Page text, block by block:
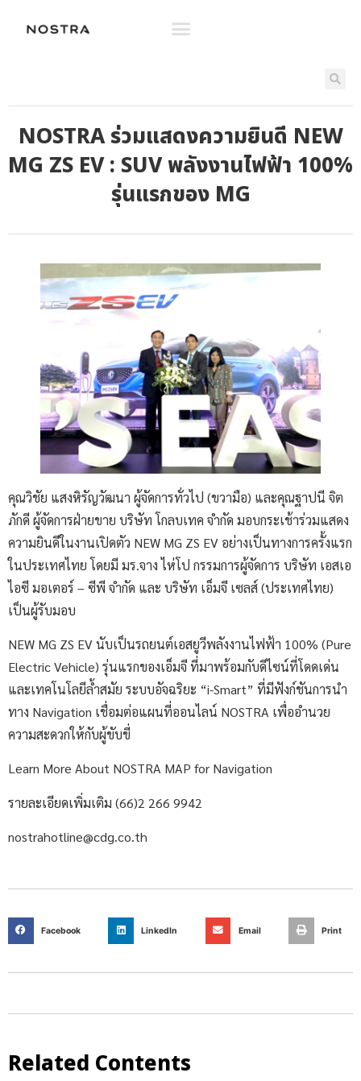
NOSTRA ร่วมแสดงความยินดี NEW
MG ZS EV : SUV พลังงานไฟฟ้า 100%
รุ่นแรกของ MG
คุณวิชัย แสงหิรัญวัฒนา ผู้จัดการทั่วไป (ขวามือ) และคุณฐาปนี จิต
ภักดี ผู้จัดการฝ่ายขาย บริษัท โกลบเทค จำกัด มอบกระเช้าร่วมแสดง
ความยินดีในงานเปิดตัว NEW MG ZS EV อย่างเป็นทางการครั้งแรก
ในประเทศไทย โดยมี มร.จาง ไห่โป กรรมการผู้จัดการ บริษัท เอสเอ
ไอซี มอเตอร์ – ซีพี จำกัด และ บริษัท เอ็มจี เซลส์ (ประเทศไทย)
เป็นผู้รับมอบ
NEW MG ZS EV นับเป็นรถยนต์เอสยูวีพลังงานไฟฟ้า 100% (Pure
Electric Vehicle) รุ่นแรกของเอ็มจี ที่มาพร้อมกับดีไซน์ที่โดดเด่น
และเทคโนโลยีล้ำสมัย ระบบอัจฉริยะ “i-Smart” ที่มีฟังก์ชันการนำ
ทาง Navigation เชื่อมต่อแผนที่ออนไลน์ NOSTRA เพื่ออำนวย
ความสะดวกให้กับผู้ขับขี่
Learn More About NOSTRA MAP for Navigation
รายละเอียดเพิ่มเติม (66)2 266 9942
nostrahotline@cdg.co.th
Facebook LinkedIn Email Print
Related Contents